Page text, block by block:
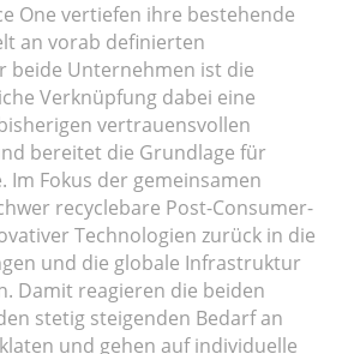
One vertiefen ihre bestehende
an vorab definierten
beide Unternehmen ist die
Verknüpfung dabei eine
vertrauensvollen
bereitet die Grundlage für
Im Fokus der gemeinsamen
recyclebare Post-Consumer-
Technologien zurück in die
und die globale Infrastruktur
Damit reagieren die beiden
stetig steigenden Bedarf an
und gehen auf individuelle